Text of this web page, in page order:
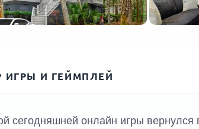
ИГРЫ И ГЕЙМПЛЕЙ
сегодняшней онлайн игры